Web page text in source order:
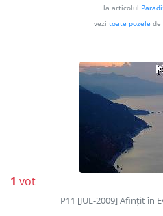
la articolul
vezi toate pozele de
1 vot
P11 [JUL-2009] Afințit în